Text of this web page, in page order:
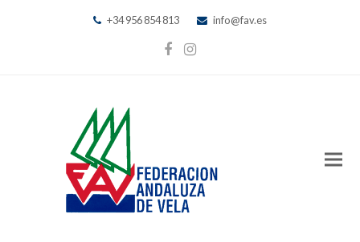
+34 956 854 813 info@fav.es
Facebook
Instagram